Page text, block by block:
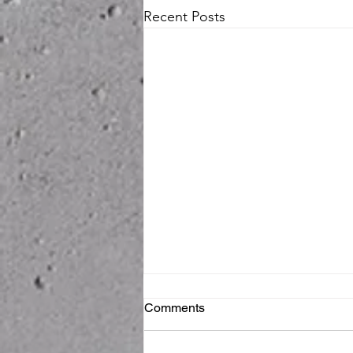
Recent Posts
“As-Is” Is Not a Free Pass:
When Sellers Remain Liable
for Hidden Defects
Comments